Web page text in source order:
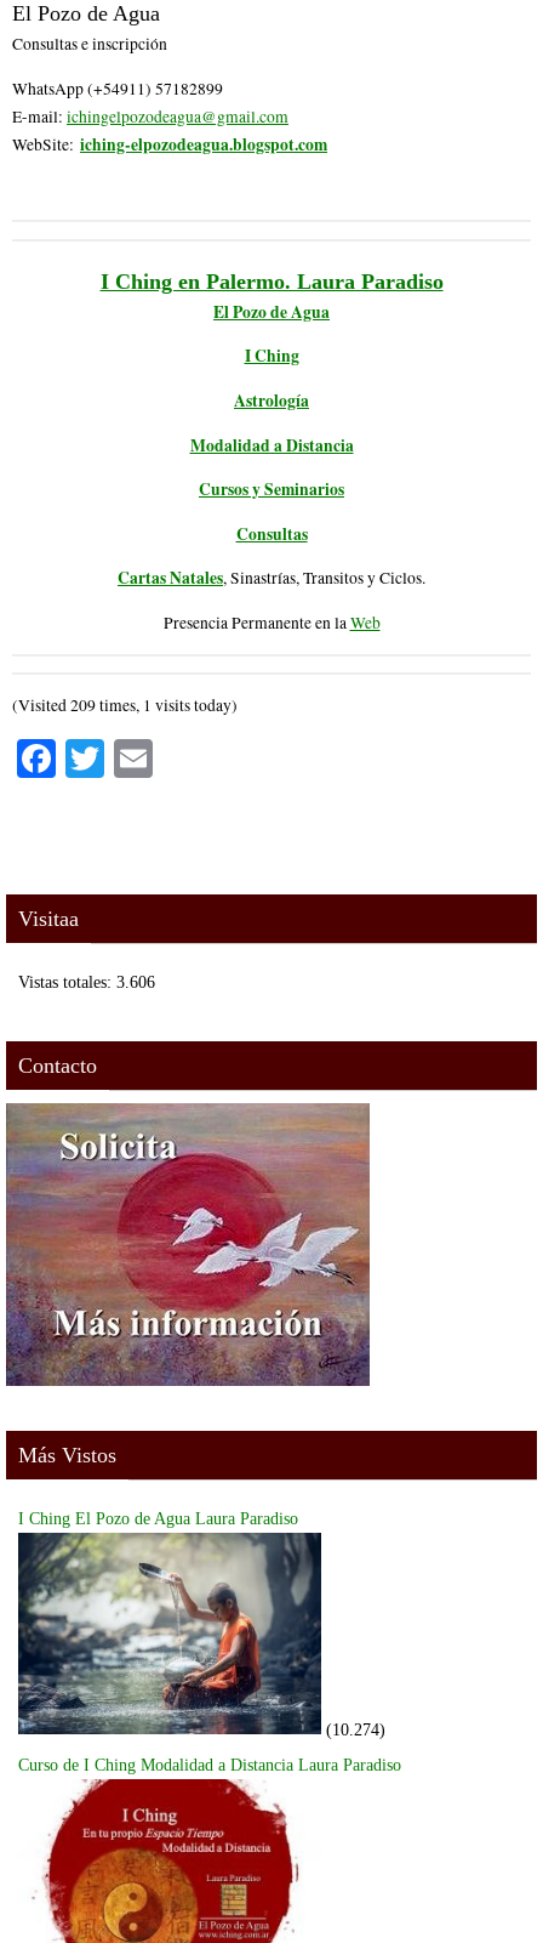
El Pozo de Agua
Consultas e inscripción
WhatsApp (+54911) 57182899
E-mail: ichingelpozodeagua@gmail.com
WebSite: iching-elpozodeagua.blogspot.com
I Ching en Palermo. Laura Paradiso
El Pozo de Agua
I Ching
Astrología
Modalidad a Distancia
Cursos y Seminarios
Consultas
Cartas Natales, Sinastrías, Transitos y Ciclos.
Presencia Permanente en laWeb
(Visited 209 times, 1 visits today)
Fa T
Visitaa
Vistas totales: 3.606
Contacto
Más Vistos
I Ching El Pozo de Agua Laura Paradiso
(10.274)
Curso de I Ching Modalidad a Distancia Laura Paradiso